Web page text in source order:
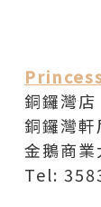
銅鑼灣店
銅鑼灣
金鵝商
​Tel: